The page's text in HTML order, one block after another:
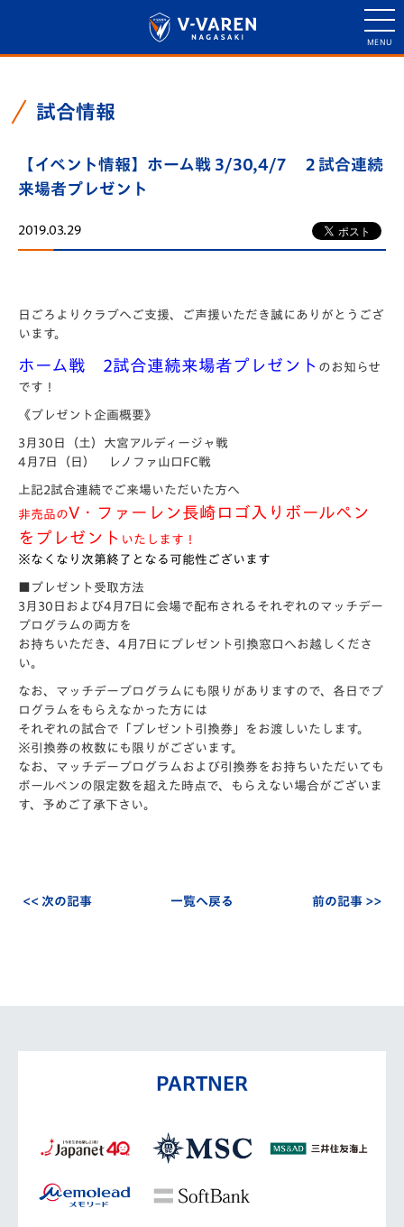
試合情報
【イベント情報】ホーム戦 3/30,4/7 ２試合連続
来場者プレゼント
2019.03.29
日ごろよりクラブへご支援、ご声援いただき誠にありがとうござ
います。
ホーム戦 2試合連続来場者プレゼント のお知らせ
です！
《プレゼント企画概要》
3月30日（土）大宮アルディージャ戦
4月7日（日） レノファ山口FC戦
上記2試合連続でご来場いただいた方へ
非売品のV・
ファーレン長崎ロゴ入りボールペン
をプレゼント いたします！
※なくなり次第終了となる可能性ございます
■プレゼント受取方法
3月30日および4月7日に会場で配布されるそれぞれのマッチデー
プログラムの両方を
お持ちいただき、4月7日にプレゼント引換窓口へお越しくださ
い。
なお、マッチデープログラムにも限りがありますので、各日でプ
ログラムをもらえなかった方には
それぞれの試合で「プレゼント引換券」をお渡しいたします。
※引換券の枚数にも限りがございます。
なお、マッチデープログラムおよび引換券をお持ちいただいても
ボールペンの限定数を超えた時点で、もらえない場合がございま
す、予めご了承下さい。
<< 次の記事 一覧へ戻る 前の記事 >>
PARTNER